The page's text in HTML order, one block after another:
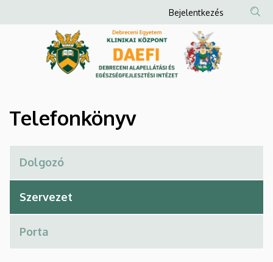
Debreceni
és
Egészségfejlesztési
Intézet
a
Anonim
Felhasználói
fiók
menüje
Bejelentkezés
Telefonkönyv